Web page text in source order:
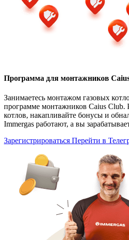
Программа для монтажников
Занимаетесь монтажом газовых
программе монтажников Caius Club.
котлов, накапливайте бонусы и
Immergas работают, а вы
Зарегистрироваться Перейти в